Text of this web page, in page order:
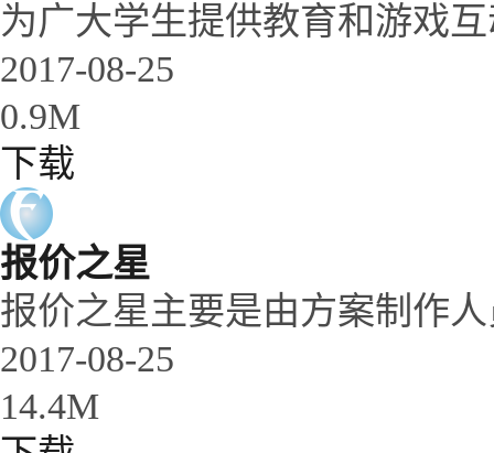
为广大学生提供教育和游戏
2017-08-25
0.9M
下载
报价之星
报价之星主要是由方案制作
2017-08-25
14.4M